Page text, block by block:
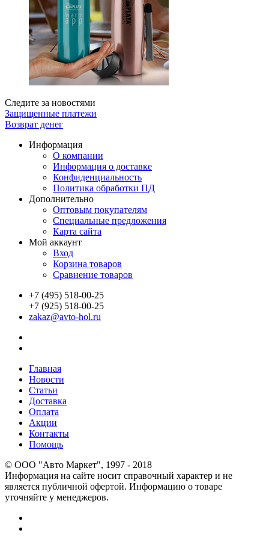
Следите за новостями
Защищенные платежи
Возврат денег
Информация
О компании
Информация о доставке
Конфиденциальность
Политика обработки ПД
Дополнительно
Оптовым покупателям
Специальные предложения
Карта сайта
Мой аккаунт
Вход
Корзина товаров
Сравнение товаров
+7 (495) 518-00-25
+7 (925) 518-00-25
zakaz@avto-hol.ru
Главная
Новости
Статьи
Доставка
Оплата
Акции
Контакты
Помощь
© OOO "Авто Маркет", 1997 - 2018
Информация на сайте носит справочный характер и не
является публичной офертой. Информацию о товаре
уточняйте у менеджеров.